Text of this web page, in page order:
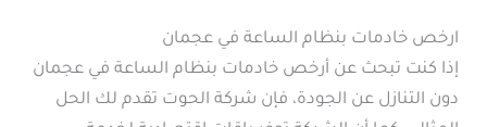
ارخص خادمات بنظام الساعة في عجمان
إذا كنت تبحث عن أرخص خادمات بنظام الساعة في عجمان
دون التنازل عن الجودة، فإن شركة الحوت تقدم لك الحل